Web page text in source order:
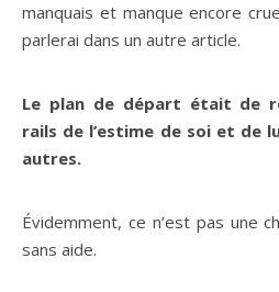
manquais et manque encore
parlerai dans un autre article.
Le plan de départ était de
rails de l’estime de soi et de
autres.
Évidemment, ce n’est pas une
sans aide.